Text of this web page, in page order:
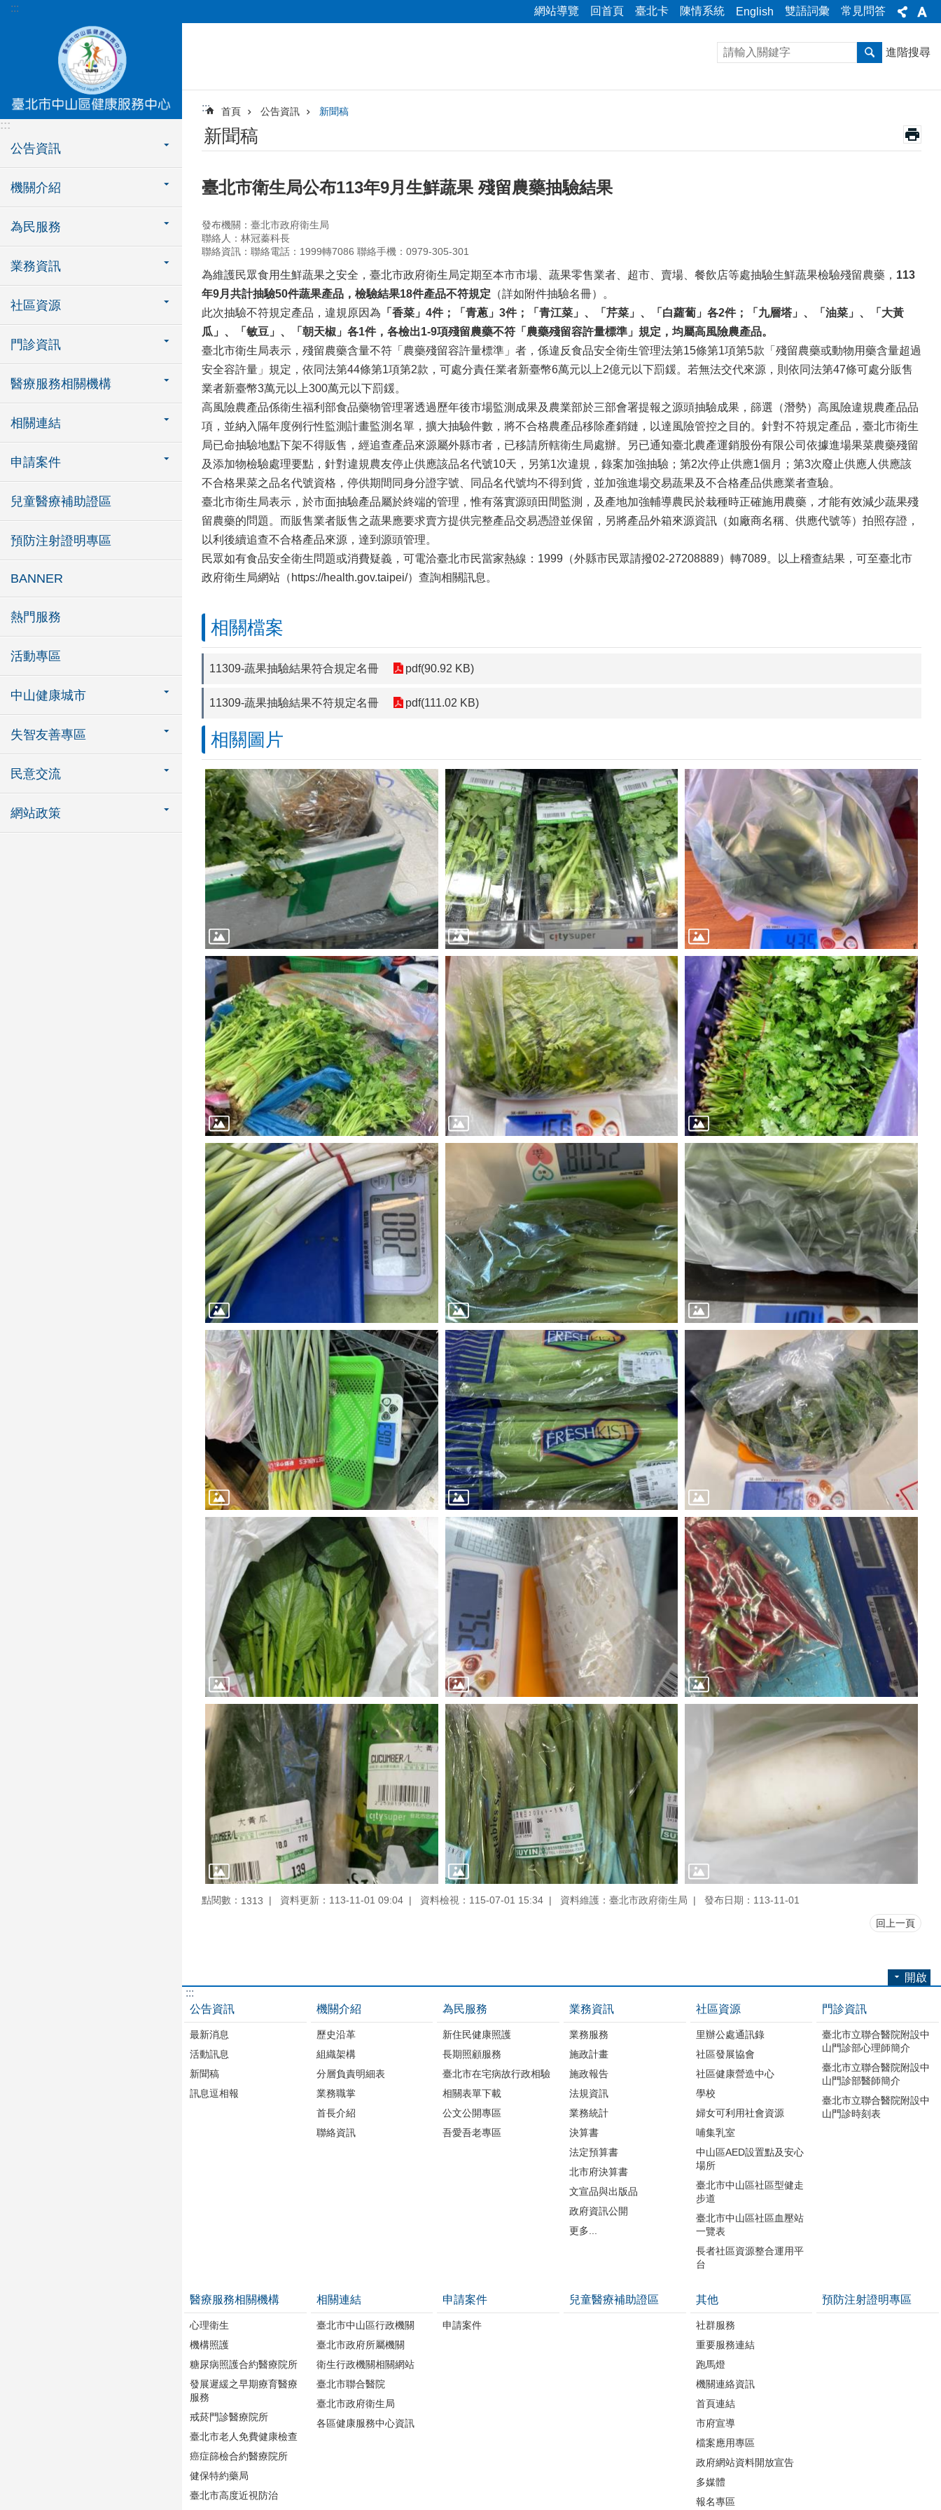
跳到主要內容區塊
::: 網站導覽 回首頁 臺北卡 陳情系統 English 雙語詞彙 常見問答
:::
公告資訊
機關介紹
為民服務
業務資訊
社區資源
門診資訊
醫療服務相關機構
相關連結
申請案件
兒童醫療補助證區
預防注射證明專區
BANNER
熱門服務
活動專區
中山健康城市
失智友善專區
民意交流
網站政策
進階搜尋
::: 首頁 公告資訊 新聞稿
新聞稿
臺北市衛生局公布113年9月生鮮蔬果 殘留農藥抽驗結果
發布機關：臺北市政府衛生局
聯絡人：林冠蓁科長
聯絡資訊：聯絡電話：1999轉7086 聯絡手機：0979-305-301
為維護民眾食用生鮮蔬果之安全，臺北市政府衛生局定期至本市市場、蔬果零售業者、超市、賣場、餐飲店等處抽驗生鮮蔬果檢驗殘留農藥， 113
年9月共計抽驗50件蔬果產品，檢驗結果18件產品不符規定 （詳如附件抽驗名冊）。
此次抽驗不符規定產品，違規原因為 「香菜」 4件； 「 青蔥」 3件； 「青江菜」、 「芹菜 」 、 「 白蘿蔔」 各2件； 「九層塔」、 「油菜 」 、 「 大黃
瓜」、
「敏豆 」 、 「朝天椒 」 各1件， 各檢出1-9項殘留農藥不符 「農藥殘留容許量標準」規定 ， 均屬高風險農產品。
臺北市衛生局表示，殘留農藥含量不符「農藥殘留容許量標準」者，係違反食品安全衛生管理法第15條第1項第5款「殘留農藥或動物用藥含量超過
安全容許量」規定，依同法第44條第1項第2款，可處分責任業者新臺幣6萬元以上2億元以下罰鍰。若無法交代來源，則依同法第47條可處分販售
業者新臺幣3萬元以上300萬元以下罰鍰。
高風險農產品係衛生福利部食品藥物管理署透過歷年後市場監測成果及農業部於三部會署提報之源頭抽驗成果，篩選（潛勢）高風險違規農產品品
項，並納入隔年度例行性監測計畫監測名單，擴大抽驗件數，將不合格農產品移除產銷鏈，以達風險管控之目的。針對不符規定產品，臺北市衛生
局已命抽驗地點下架不得販售，經追查產品來源屬外縣市者，已移請所轄衛生局處辦。另已通知臺北農產運銷股份有限公司依據進場果菜農藥殘留
及添加物檢驗處理要點，針對違規農友停止供應該品名代號10天，另第1次違規，錄案加強抽驗；第2次停止供應1個月；第3次廢止供應人供應該
不合格果菜之品名代號資格，停供期間同身分證字號、同品名代號均不得到貨，並加強進場交易蔬果及不合格產品供應業者查驗。
臺北市衛生局表示，於市面抽驗產品屬於終端的管理，惟有落實源頭田間監測，及產地加強輔導農民於栽種時正確施用農藥，才能有效減少蔬果殘
留農藥的問題。而販售業者販售之蔬果應要求賣方提供完整產品交易憑證並保留，另將產品外箱來源資訊（如廠商名稱、供應代號等）拍照存證，
以利後續追查不合格產品來源，達到源頭管理。
民眾如有食品安全衛生問題或消費疑義，可電洽臺北市民當家熱線：1999（外縣市民眾請撥02-27208889）轉7089。以上稽查結果，可至臺北市
政府衛生局網站（https://health.gov.taipei/）查詢相關訊息。
相關檔案
11309-蔬果抽驗結果符合規定名冊 pdf(90.92 KB)
11309-蔬果抽驗結果不符規定名冊 pdf(111.02 KB)
相關圖片
點閱數： 1313 資料更新：113-11-01 09:04 資料檢視：115-07-01 15:34 資料維護：臺北市政府衛生局 發布日期：113-11-01
回上一頁
開啟
:::
公告資訊
最新消息
活動訊息
新聞稿
訊息逗相報
機關介紹
歷史沿革
組織架構
分層負責明細表
業務職掌
首長介紹
聯絡資訊
為民服務
新住民健康照護
長期照顧服務
臺北市在宅病故行政相驗
相關表單下載
公文公開專區
吾愛吾老專區
業務資訊
業務服務
施政計畫
施政報告
法規資訊
業務統計
決算書
法定預算書
北市府決算書
文宣品與出版品
政府資訊公開
更多...
社區資源
里辦公處通訊錄
社區發展協會
社區健康營造中心
學校
婦女可利用社會資源
哺集乳室
中山區AED設置點及安心
場所
臺北市中山區社區型健走
步道
臺北市中山區社區血壓站
一覽表
長者社區資源整合運用平
台
門診資訊
臺北市立聯合醫院附設中
山門診部心理師簡介
臺北市立聯合醫院附設中
山門診部醫師簡介
臺北市立聯合醫院附設中
山門診時刻表
醫療服務相關機構
心理衛生
機構照護
糖尿病照護合約醫療院所
發展遲緩之早期療育醫療
服務
戒菸門診醫療院所
臺北市老人免費健康檢查
癌症篩檢合約醫療院所
健保特約藥局
臺北市高度近視防治
相關連結
臺北市中山區行政機關
臺北市政府所屬機關
衛生行政機關相關網站
臺北市聯合醫院
臺北市政府衛生局
各區健康服務中心資訊
申請案件
申請案件
兒童醫療補助證區 其他
社群服務
重要服務連結
跑馬燈
機關連絡資訊
首頁連結
市府宣導
檔案應用專區
政府網站資料開放宣告
多媒體
報名專區
預防注射證明專區